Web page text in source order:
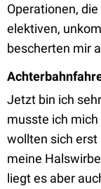
Operationen,
elektiven,
bescherten mir
Jetzt bin ich
musste ich
wollten sich erst
meine
liegt es aber